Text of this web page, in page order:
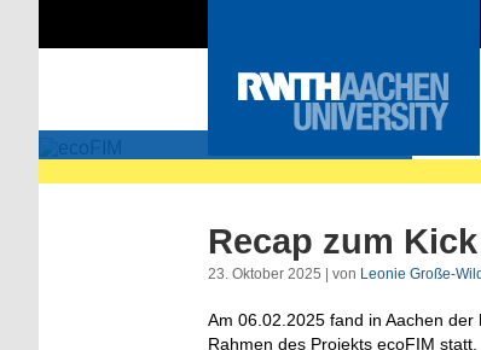
ecoFIM
Recap zum
23. Oktober 2025 | von Leonie Große-
Am 06.02.2025 fand in Aachen
Rahmen des Projekts ecoFIM statt.